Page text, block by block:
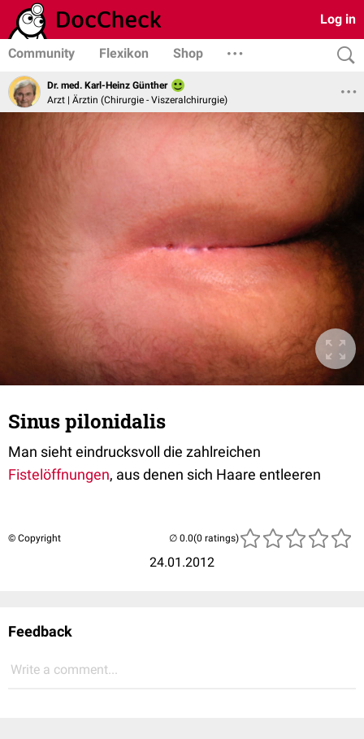
Log in
Community Flexikon Shop
Dr. med. Karl-Heinz Günther
Arzt | Ärztin (Chirurgie - Viszeralchirurgie)
Sinus pilonidalis
Man sieht eindrucksvoll die zahlreichen
Fistelöffnungen, aus denen sich Haare entleeren
© Copyright
24.01.2012
(0 ratings)
Feedback
Write a comment...